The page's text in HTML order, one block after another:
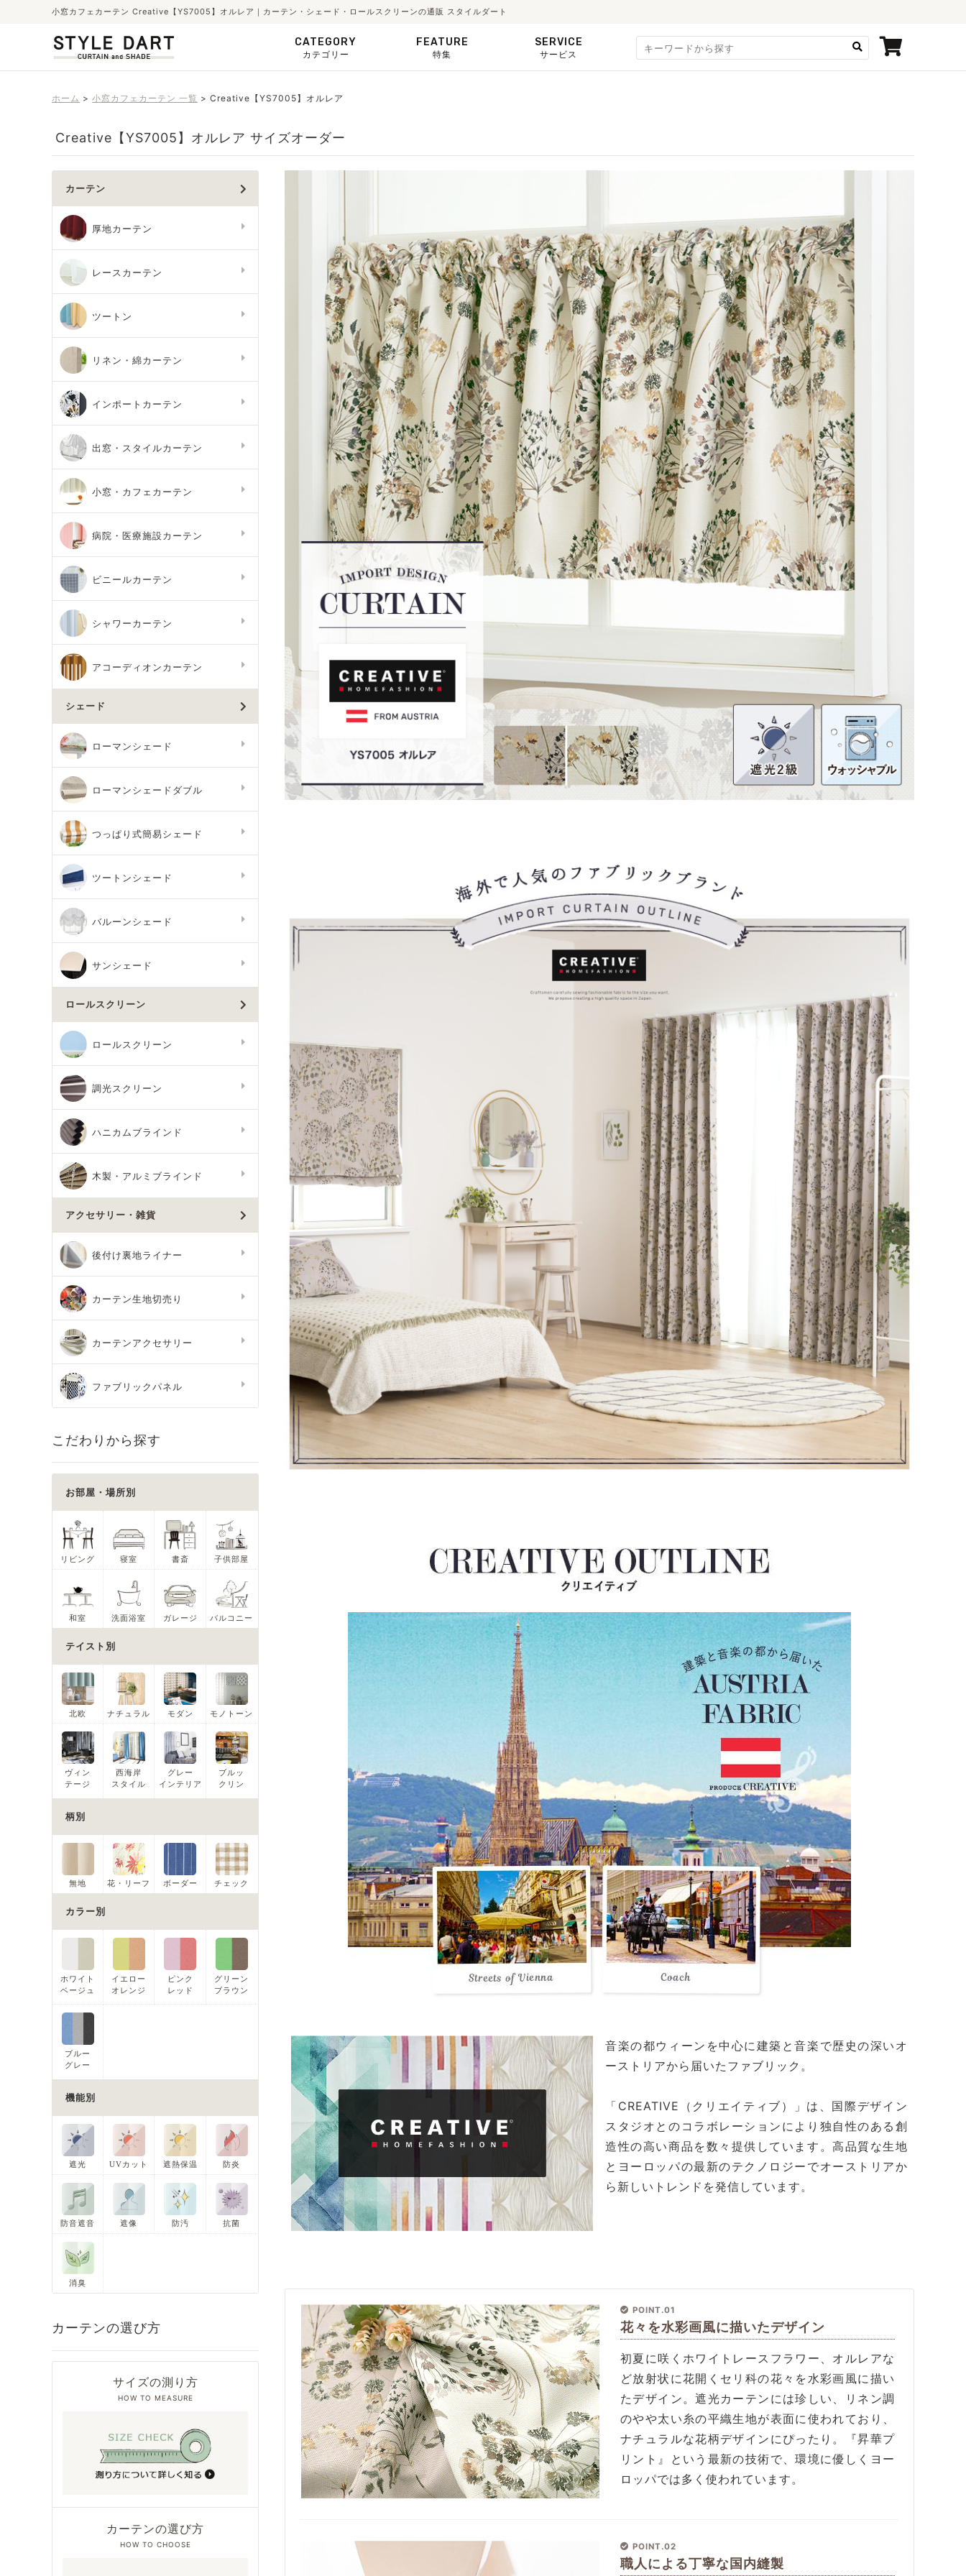
小窓カフェカーテン Creative【YS7005】オルレア｜カーテン・シェード・ロールスクリーンの通販 スタイルダート
CATEGORY
カテゴリー
FEATURE
特集
SERVICE
サービス
ホーム 小窓カフェカーテン 一覧 Creative【YS7005】オルレア
Creative【YS7005】オルレア サイズオーダー
音楽の都ウィーンを中心に建築と音楽で歴史の深いオ
ーストリアから届いたファブリック。
「CREATIVE（クリエイティブ）」は、国際デザイン
スタジオとのコラボレーションにより独自性のある創
造性の高い商品を数々提供しています。高品質な生地
とヨーロッパの最新のテクノロジーでオーストリアか
ら新しいトレンドを発信しています。
POINT.01
花々を水彩画風に描いたデザイン
初夏に咲くホワイトレースフラワー、オルレアな
ど放射状に花開くセリ科の花々を水彩画風に描い
たデザイン。遮光カーテンには珍しい、リネン調
のやや太い糸の平織生地が表面に使われており、
ナチュラルな花柄デザインにぴったり。『昇華プ
リント』という最新の技術で、環境に優しくヨー
ロッパでは多く使われています。
POINT.02
職人による丁寧な国内縫製
カーテン
厚地カーテン
レースカーテン
ツートン
リネン・綿カーテン
インポートカーテン
出窓・スタイルカーテン
小窓・カフェカーテン
病院・医療施設カーテン
ビニールカーテン
シャワーカーテン
アコーディオンカーテン
シェード
ローマンシェード
ローマンシェードダブル
つっぱり式簡易シェード
ツートンシェード
バルーンシェード
サンシェード
ロールスクリーン
ロールスクリーン
調光スクリーン
ハニカムブラインド
木製・アルミブラインド
アクセサリー・雑貨
後付け裏地ライナー
カーテン生地切売り
カーテンアクセサリー
ファブリックパネル
こだわりから探す
お部屋・場所別
リビング 寝室 書斎 子供部屋
和室 洗面浴室 ガレージ バルコニー
テイスト別
北欧 ナチュラル モダン モノトーン
ヴィン
テージ
西海岸
スタイル
グレー
インテリア
ブルッ
クリン
柄別
無地 花・リーフ ボーダー チェック
カラー別
ホワイト
ベージュ
イエロー
オレンジ
ピンク
レッド
グリーン
ブラウン
ブルー
グレー
機能別
遮光 UVカット 遮熱保温 防炎
防音遮音 遮像 防汚 抗菌
消臭
カーテンの選び方
サイズの測り方
HOW TO MEASURE
カーテンの選び方
HOW TO CHOOSE